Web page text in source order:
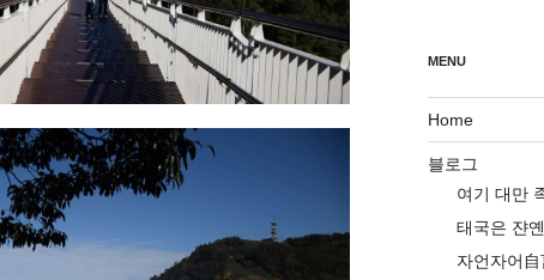
MENU
Home
블로그
여기 대만
태국은 쟌
자언자어